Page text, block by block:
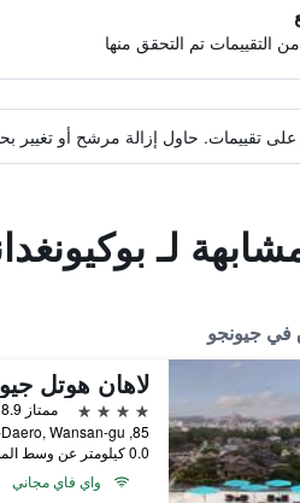
على تقييمات. حاول إزالة مرشح أو
لـ
في جيونجو
لاهان هوتل
4 نجوم
ممتاز 8.9
85, Girin-Daero, Wansan-gu, جيونجو, كوريا الجنوبية
0.0 كيلومتر عن وسط المدينة
واي فاي مجاني